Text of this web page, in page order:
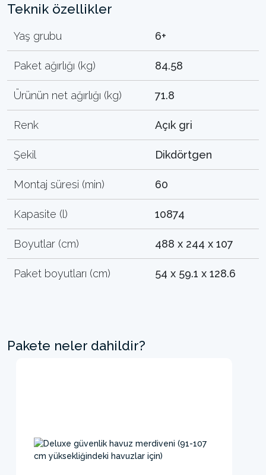
Teknik özellikler
Yaş grubu 6+
Paket ağırlığı (kg) 84.58
Ürünün net ağırlığı (kg) 71.8
Renk Açık gri
Şekil Dikdörtgen
Montaj süresi (min) 60
Kapasite (l) 10874
Boyutlar (cm) 488 x 244 x 107
Paket boyutları (cm) 54 x 59.1 x 128.6
Pakete neler dahildir?